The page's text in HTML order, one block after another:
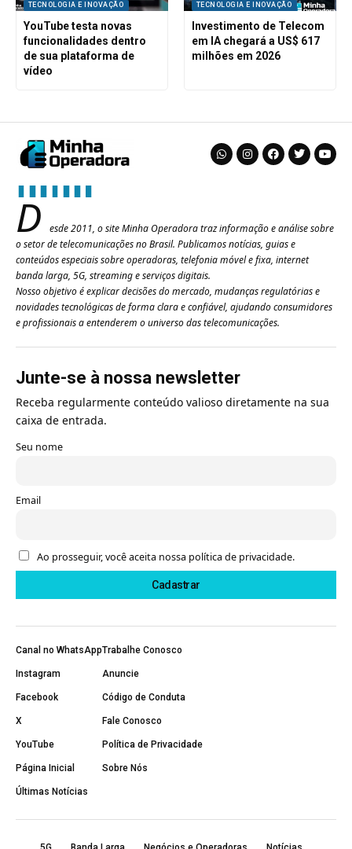
TECNOLOGIA E INOVAÇÃO
YouTube testa novas
funcionalidades dentro
de sua plataforma de
vídeo
TECNOLOGIA E INOVAÇÃO
Investimento de Telecom
em IA chegará a US$ 617
milhões em 2026
D
esde 2011, o site Minha Operadora traz informação e análise sobre
o setor de telecomunicações no Brasil. Publicamos notícias, guias e
conteúdos especiais sobre operadoras, telefonia móvel e fixa, internet
banda larga, 5G, streaming e serviços digitais.
Nosso objetivo é explicar decisões do mercado, mudanças regulatórias e
novidades tecnológicas de forma clara e confiável, ajudando consumidores
e profissionais a entenderem o universo das telecomunicações.
Junte-se à nossa newsletter
Receba regularmente conteúdo valioso diretamente na sua
caixa de entrada.
Seu nome
Email
Ao prosseguir, você aceita nossa política de privacidade.
Canal no WhatsApp
Instagram
Facebook
X
YouTube
Página Inicial
Últimas Notícias
Trabalhe Conosco
Anuncie
Código de Conduta
Fale Conosco
Política de Privacidade
Sobre Nós